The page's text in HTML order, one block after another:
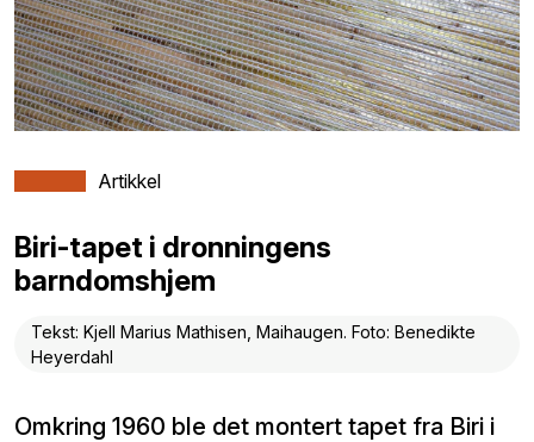
Artikkel
Biri-tapet i dronningens
barndomshjem
Tekst: Kjell Marius Mathisen, Maihaugen. Foto: Benedikte
Heyerdahl
Omkring 1960 ble det montert tapet fra Biri i